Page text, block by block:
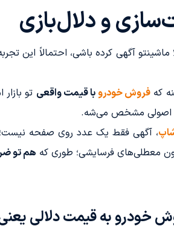
و دلال‌بازی
ماشینتو آگهی کرده باشی، احتمالاً
که فروش خودرو با قیمت واقعی تو
اصولی مشخص می‌شه.
، آگهی فقط یک عدد روی صفحه
معطلی‌های فرسایشی؛ طوری که هم تو
خودرو به قیمت دلالی